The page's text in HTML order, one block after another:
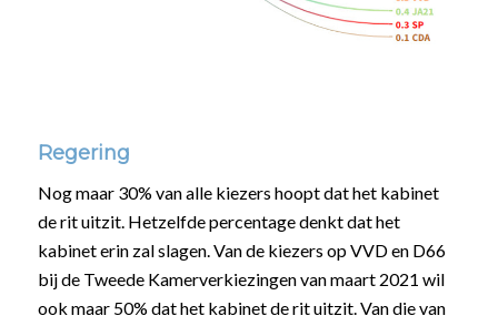
Regering
Nog maar 30% van alle kiezers hoopt dat het kabinet
de rit uitzit. Hetzelfde percentage denkt dat het
kabinet erin zal slagen. Van de kiezers op VVD en D66
bij de Tweede Kamerverkiezingen van maart 2021 wil
ook maar 50% dat het kabinet de rit uitzit. Van die van